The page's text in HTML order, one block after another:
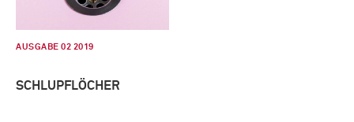
AUSGABE 02 2019
SCHLUPFLÖCHER